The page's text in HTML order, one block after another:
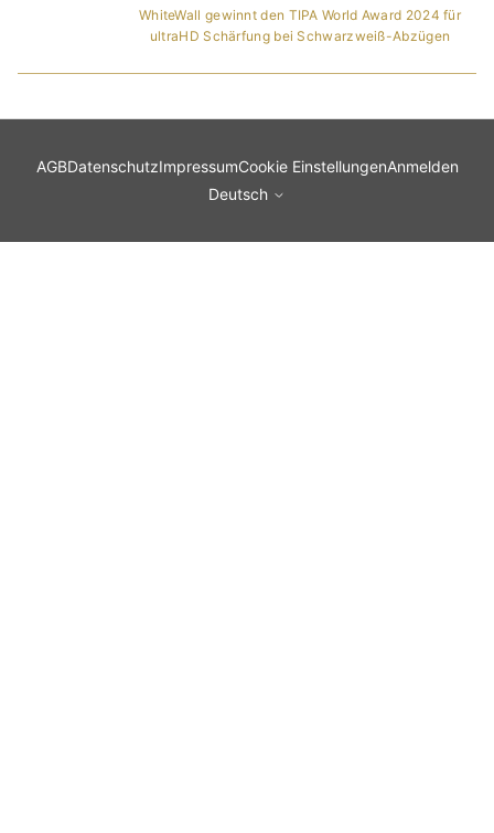
WhiteWall gewinnt den TIPA World Award 2024 für
ultraHD Schärfung bei Schwarzweiß-Abzügen
AGBDatenschutzImpressumCookie EinstellungenAnmelden
Deutsch